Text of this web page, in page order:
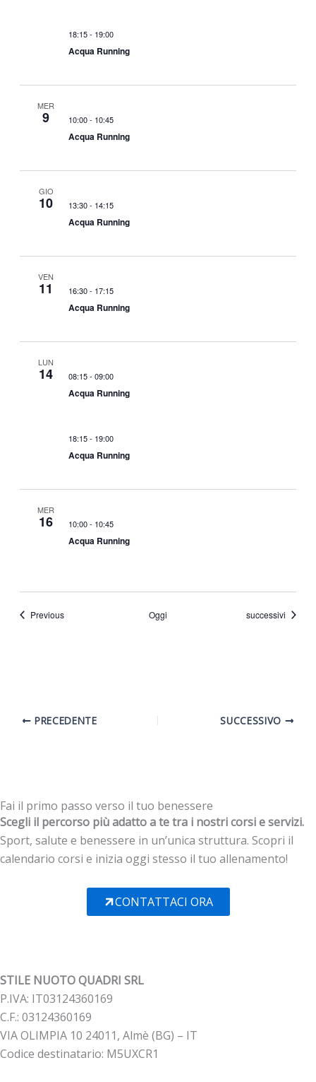
18:15- 19:00
Acqua Running
MER
9 10:00- 10:45
Acqua Running
GIO
10 13:30- 14:15
Acqua Running
VEN
11 16:30- 17:15
Acqua Running
LUN
14 08:15-09:00
Acqua Running
18:15- 19:00
Acqua Running
MER
16 10:00- 10:45
Acqua Running
PreviousEventi Oggi Eventi
successivi
PRECEDENTE SUCCESSIVO
Fai il primo passo verso il tuo benessere
Scegli il percorso più adatto a te tra i nostri corsi e servizi.
Sport, salute e benessere in un’unica struttura. Scopri il
calendario corsi e inizia oggi stesso il tuo allenamento!
CONTATTACI ORA
STILE NUOTO QUADRI SRL
P.IVA: IT03124360169
C.F.: 03124360169
VIA OLIMPIA 10 24011, Almè (BG) – IT
Codice destinatario: M5UXCR1